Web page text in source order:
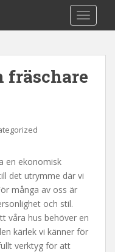
fräschare
en ekonomisk
det utrymme där vi
många av oss är
och stil.
våra hus behöver en
kärlek vi känner för
verktyg för att